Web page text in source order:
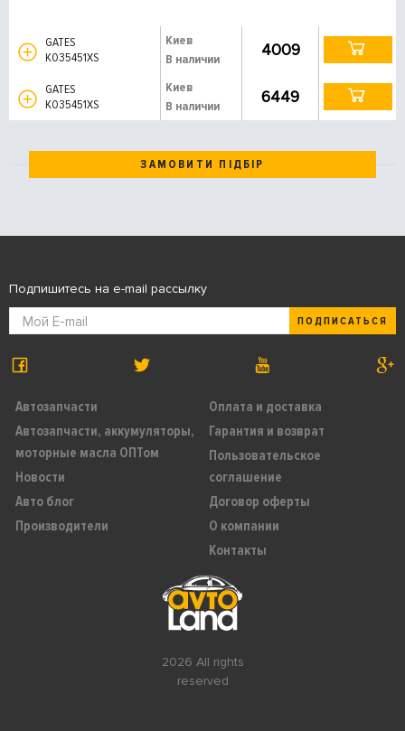
GATES
K035451XS
Киев
В наличии
4009
GATES
K035451XS
Киев
В наличии
6449
ЗАМОВИТИ ПІДБІР
2026 All rights
reserved
Автозапчасти
Автозапчасти, аккумуляторы,
моторные масла ОПТом
Новости
Авто блог
Производители
Оплата и доставка
Гарантия и возврат
Пользовательское
соглашение
Договор оферты
О компании
Контакты
Подпишитесь на e-mail рассылку
ПОДПИСАТЬСЯ